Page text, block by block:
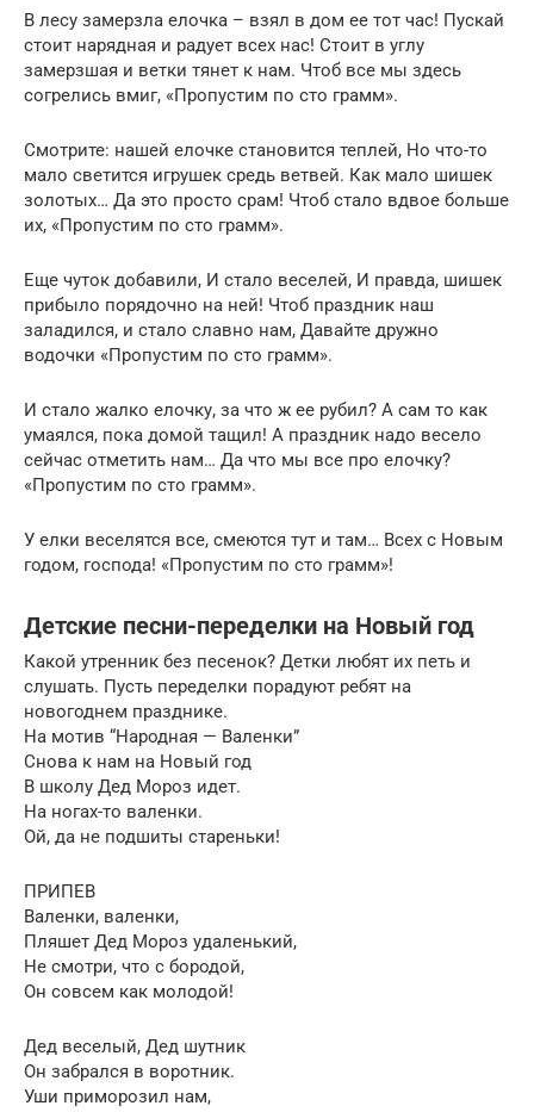
В лесу замерзла елочка – взял в дом ее тот час! Пускай
стоит нарядная и радует всех нас! Стоит в углу
замерзшая и ветки тянет к нам. Чтоб все мы здесь
согрелись вмиг, «Пропустим по сто грамм».
Смотрите: нашей елочке становится теплей, Но что-то
мало светится игрушек средь ветвей. Как мало шишек
золотых… Да это просто срам! Чтоб стало вдвое больше
их, «Пропустим по сто грамм».
Еще чуток добавили, И стало веселей, И правда, шишек
прибыло порядочно на ней! Чтоб праздник наш
заладился, и стало славно нам, Давайте дружно
водочки «Пропустим по сто грамм».
И стало жалко елочку, за что ж ее рубил? А сам то как
умаялся, пока домой тащил! А праздник надо весело
сейчас отметить нам… Да что мы все про елочку?
«Пропустим по сто грамм».
У елки веселятся все, смеются тут и там… Всех с Новым
годом, господа! «Пропустим по сто грамм»!
Детские песни-переделки на Новый год
Какой утренник без песенок? Детки любят их петь и
слушать. Пусть переделки порадуют ребят на
новогоднем празднике.
На мотив “Народная — Валенки”
Снова к нам на Новый год
В школу Дед Мороз идет.
На ногах-то валенки.
Ой, да не подшиты стареньки!
ПРИПЕВ
Валенки, валенки,
Пляшет Дед Мороз удаленький,
Не смотри, что с бородой,
Он совсем как молодой!
Дед веселый, Дед шутник
Он забрался в воротник.
Уши приморозил нам,